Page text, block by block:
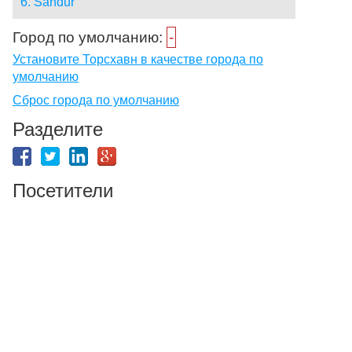
Город по умолчанию: -
Установите Торсхавн в качестве города по
умолчанию
Сброс города по умолчанию
Разделите
Посетители